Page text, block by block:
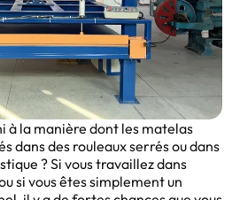
à la manière dont les matelas
dans des rouleaux serrés ou dans
? Si vous travaillez dans
si vous êtes simplement un